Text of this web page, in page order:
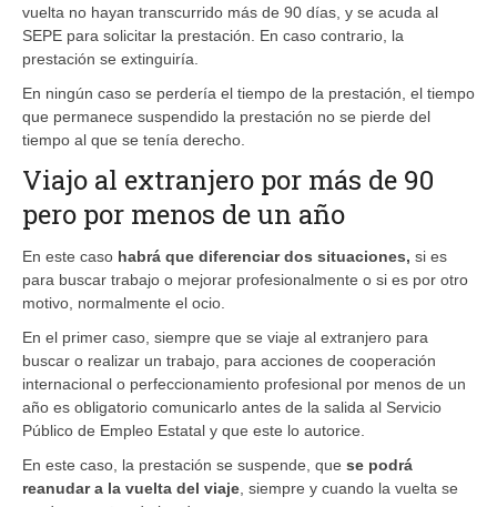
vuelta no hayan transcurrido más de 90 días, y se acuda al
SEPE para solicitar la prestación. En caso contrario, la
prestación se extinguiría.
En ningún caso se perdería el tiempo de la prestación, el tiempo
que permanece suspendido la prestación no se pierde del
tiempo al que se tenía derecho.
Viajo al extranjero por más de 90
pero por menos de un año
En este caso habrá que diferenciar dos situaciones, si es
para buscar trabajo o mejorar profesionalmente o si es por otro
motivo, normalmente el ocio.
En el primer caso, siempre que se viaje al extranjero para
buscar o realizar un trabajo, para acciones de cooperación
internacional o perfeccionamiento profesional por menos de un
año es obligatorio comunicarlo antes de la salida al Servicio
Público de Empleo Estatal y que este lo autorice.
En este caso, la prestación se suspende, que se podrá
reanudar a la vuelta del viaje , siempre y cuando la vuelta se